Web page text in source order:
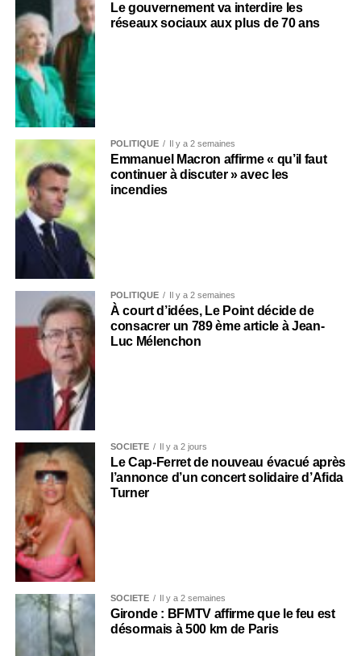
Le gouvernement va interdire les
réseaux sociaux aux plus de 70 ans
POLITIQUE Il y a 2 semaines
Emmanuel Macron affirme « qu’il faut
continuer à discuter » avec les
incendies
POLITIQUE Il y a 2 semaines
À court d’idées, Le Point décide de
consacrer un 789 ème article à Jean-
Luc Mélenchon
SOCIÉTÉ Il y a 2 jours
Le Cap-Ferret de nouveau évacué après
l’annonce d’un concert solidaire d’Afida
Turner
SOCIÉTÉ Il y a 2 semaines
Gironde : BFMTV affirme que le feu est
désormais à 500 km de Paris